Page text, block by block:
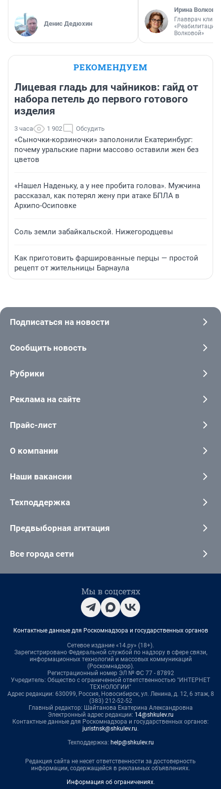
Денис Дедюхин
Ирина Волкова
Главврач
«Реабилитация
Волковой»
РЕКОМЕНДУЕМ
Лицевая гладь для чайников: гайд от
набора петель до первого готового
изделия
3 часа 1 902 Обсудить
«Сыночки-корзиночки» заполонили Екатеринбург:
почему уральские парни массово оставили жен без
цветов
«Нашел Наденьку, а у нее пробита голова». Мужчина
рассказал, как потерял жену при атаке БПЛА в
Архипо-Осиповке
Соль земли забайкальской. Нижегородцевы
Как приготовить фаршированные перцы — простой
рецепт от жительницы Барнаула
Подписаться на новости
Сообщить новость
Рубрики
Реклама на сайте
Прайс-лист
О компании
Наши вакансии
Техподдержка
Предвыборная агитация
Все города сети
Мы в соцсетях
Контактные данные для Роскомнадзора и государственных органов
Сетевое издание «14.ру» (18+).
Зарегистрировано Федеральной службой по надзору в сфере связи,
информационных технологий и массовых коммуникаций
(Роскомнадзор).
Регистрационный номер ЭЛ № ФС 77 - 87892
Учредитель: Общество с ограниченной ответственностью "ИНТЕРНЕТ
ТЕХНОЛОГИИ"
Адрес редакции: 630099, Россия, Новосибирск, ул. Ленина, д. 12, 6 этаж, 8
(383) 212-52-52
Главный редактор: Шайтанова Екатерина Александровна
Электронный адрес редакции: 14@shkulev.ru
Контактные данные для Роскомнадзора и государственных органов:
juristnsk@shkulev.ru.
Техподдержка: help@shkulev.ru
Редакция сайта не несет ответственности за достоверность
информации, содержащейся в рекламных объявлениях.
Информация об ограничениях.